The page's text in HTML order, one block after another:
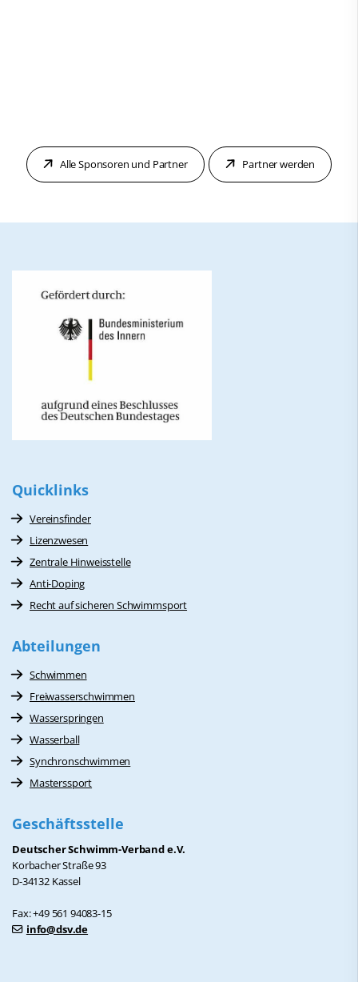
Alle Sponsoren und Partner Partner werden
Quicklinks
Vereinsfinder
Lizenzwesen
Zentrale Hinweisstelle
Anti-Doping
Recht auf sicheren Schwimmsport
Abteilungen
Schwimmen
Freiwasserschwimmen
Wasserspringen
Wasserball
Synchronschwimmen
Masterssport
Geschäftsstelle
Deutscher Schwimm-Verband e.V.
Korbacher Straße 93
D-34132 Kassel
Fax: +49 561 94083-15
info@dsv.de